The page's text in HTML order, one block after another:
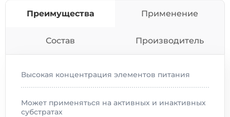
Преимущества Применение
Состав Производитель
Высокая концентрация элементов питания
Может применяться на активных и инактивных
субстратах